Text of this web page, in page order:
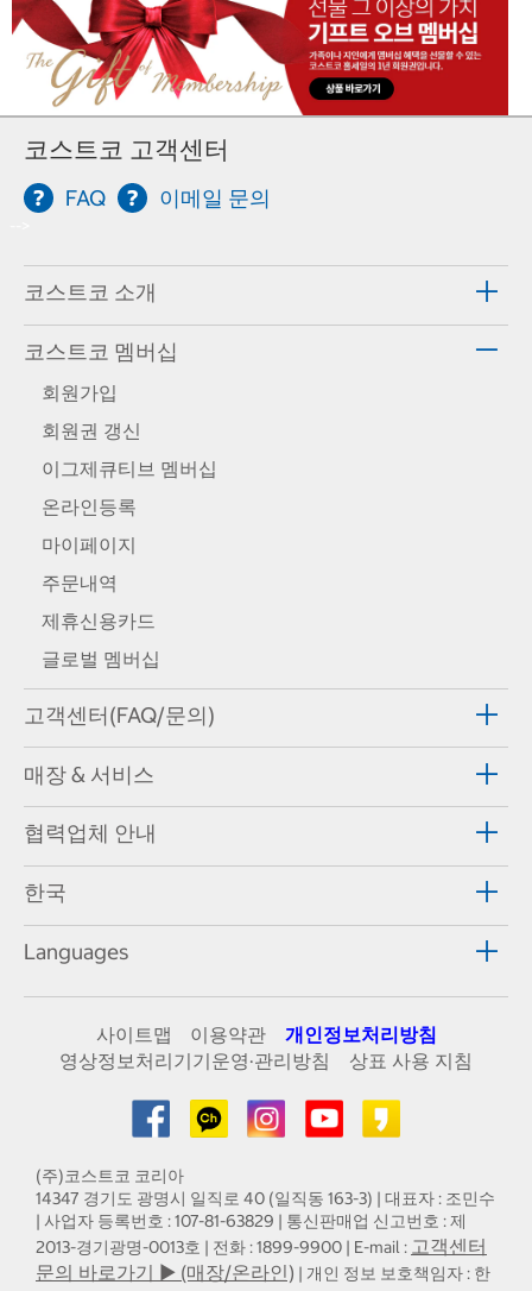
코스트코 고객센터
FAQ 이메일 문의
코스트코 소개
코스트코 멤버십
회원가입
회원권 갱신
이그제큐티브 멤버십
온라인등록
마이페이지
주문내역
제휴신용카드
글로벌 멤버십
고객센터(FAQ/문의)
매장 & 서비스
협력업체 안내
한국
Languages
사이트맵 이용약관
개인정보처리방침
영상정보처리기기운영·관리방침
상표 사용 지침
(주)코스트코 코리아
14347 경기도 광명시 일직로 40 (일직동 163-3) | 대표자 : 조민수
| 사업자 등록번호 : 107-81-63829 | 통신판매업 신고번호 : 제
2013-경기광명-0013호 | 전화 : 1899-9900 | E-mail : 고객센터
문의 바로가기 ▶ (매장/온라인) | 개인 정보 보호책임자 : 한